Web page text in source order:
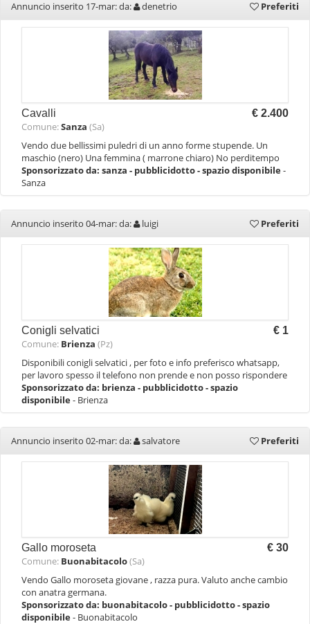
Annuncio inserito 17-mar: da: denetrio Preferiti
Cavalli € 2.400
Comune:Sanza (Sa)
Vendo due bellissimi puledri di un anno forme stupende. Un
maschio (nero) Una femmina ( marrone chiaro) No perditempo
Sponsorizzato da: sanza - pubblicidotto - spazio disponibile-
Sanza
Annuncio inserito 04-mar: da: luigi Preferiti
Conigli selvatici € 1
Comune: Brienza (Pz)
Disponibili conigli selvatici , per foto e info preferisco whatsapp,
per lavoro spesso il telefono non prende e non posso rispondere
Sponsorizzato da: brienza - pubblicidotto - spazio
disponibile- Brienza
Annuncio inserito 02-mar: da: salvatore Preferiti
Gallo moroseta € 30
Comune: Buonabitacolo(Sa)
Vendo Gallo moroseta giovane , razza pura. Valuto anche cambio
con anatra germana.
Sponsorizzato da: buonabitacolo - pubblicidotto - spazio
disponibile- Buonabitacolo